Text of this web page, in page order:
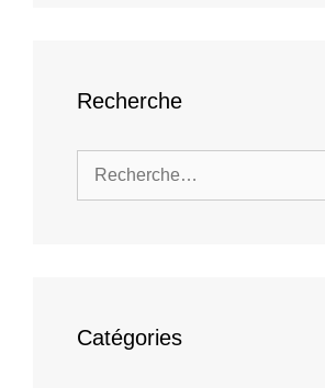
Recherche
Catégories